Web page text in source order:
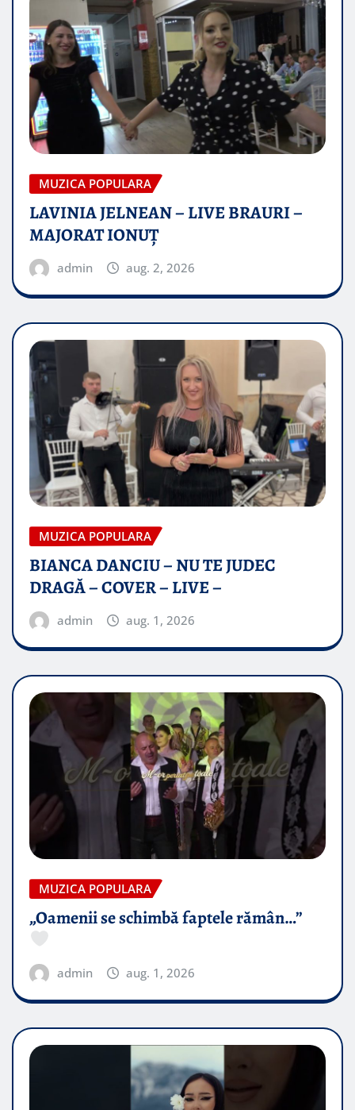
MUZICA POPULARA
LAVINIA JELNEAN – LIVE BRAURI –
MAJORAT IONUŢ
admin aug. 2, 2026
MUZICA POPULARA
BIANCA DANCIU – NU TE JUDEC
DRAGĂ – COVER – LIVE –
admin aug. 1, 2026
MUZICA POPULARA
„Oamenii se schimbă faptele rămân…”
admin aug. 1, 2026